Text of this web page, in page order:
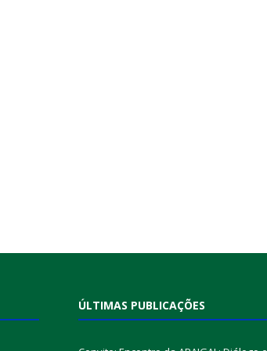
ÚLTIMAS PUBLICAÇÕES